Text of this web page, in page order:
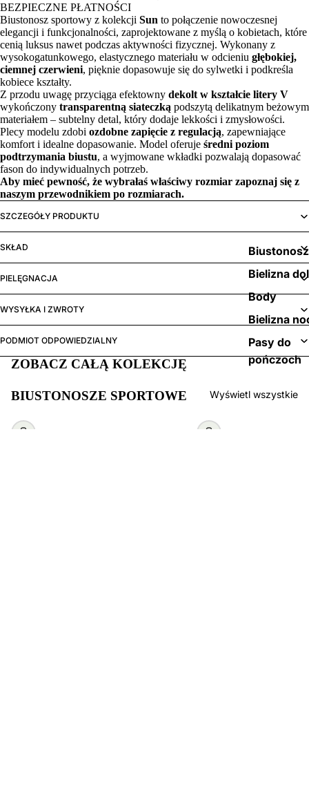
Bielizna
Body
Bielizna
Pasy do
pończoch
BEZPIECZNE PŁATNOŚCI
Biustonosz sportowy z kolekcji Sun to połączenie nowoczesnej
elegancji i funkcjonalności, zaprojektowane z myślą o kobietach, które
cenią luksus nawet podczas aktywności fizycznej. Wykonany z
wysokogatunkowego, elastycznego materiału w odcieniu głębokiej,
ciemnej czerwieni, pięknie dopasowuje się do sylwetki i podkreśla
kobiece kształty.
Z przodu uwagę przyciąga efektowny dekolt w kształcie litery V
wykończony transparentną siateczką podszytą delikatnym beżowym
materiałem – subtelny detal, który dodaje lekkości i zmysłowości.
Plecy modelu zdobi ozdobne zapięcie z regulacją, zapewniające
komfort i idealne dopasowanie. Model oferuje średni poziom
podtrzymania biustu, a wyjmowane wkładki pozwalają dopasować
fason do indywidualnych potrzeb.
Aby mieć pewność, że wybrałaś właściwy rozmiar zapoznaj się z
naszym przewodnikiem po rozmiarach.
SZCZEGÓŁY PRODUKTU
SKŁAD
PIELĘGNACJA
WYSYŁKA I ZWROTY
PODMIOT ODPOWIEDZIALNY
ZOBACZ CAŁĄ KOLEKCJĘ
BIUSTONOSZE SPORTOWE Wyświetl wszystkie
Wybierz Wybierz